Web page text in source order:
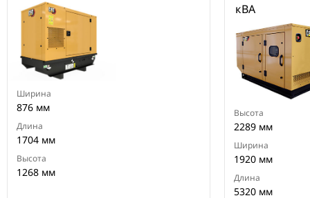
Ширина
876 мм
Длина
1704 мм
Высота
1268 мм
кВА
Высота
2289 мм
Ширина
1920 мм
Длина
5320 мм